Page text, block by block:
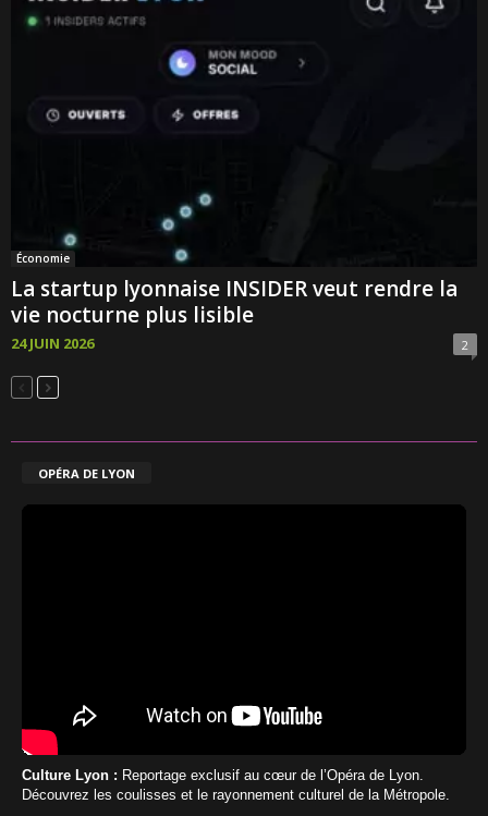
Économie
La startup lyonnaise INSIDER veut rendre la
vie nocturne plus lisible
24 JUIN 2026 2
OPÉRA DE LYON
Culture Lyon : Reportage exclusif au cœur de l’Opéra de Lyon.
Découvrez les coulisses et le rayonnement culturel de la Métropole.